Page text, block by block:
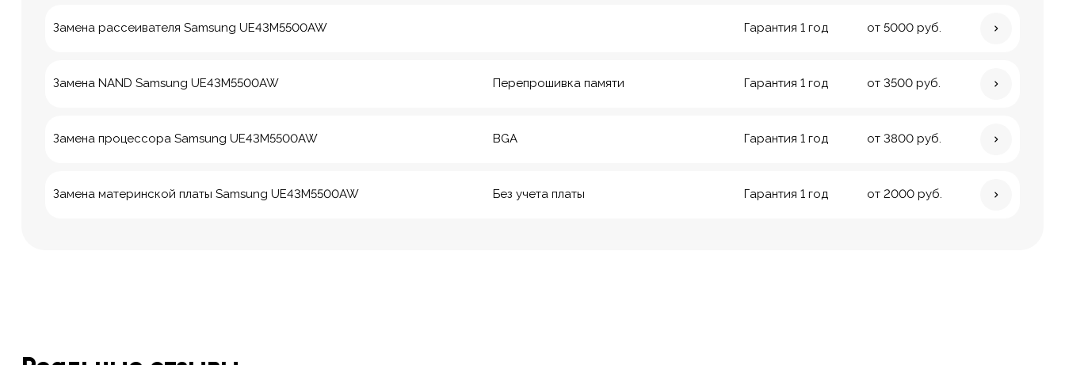
Замена рассеивателя Samsung UE43M5500AW Гарантия 1 год от 5000 руб.
Замена NAND Samsung UE43M5500AW Перепрошивка памяти Гарантия 1 год от 3500 руб.
Замена процессора Samsung UE43M5500AW BGA Гарантия 1 год от 3800 руб.
Замена материнской платы Samsung UE43M5500AW Без учета платы Гарантия 1 год от 2000 руб.